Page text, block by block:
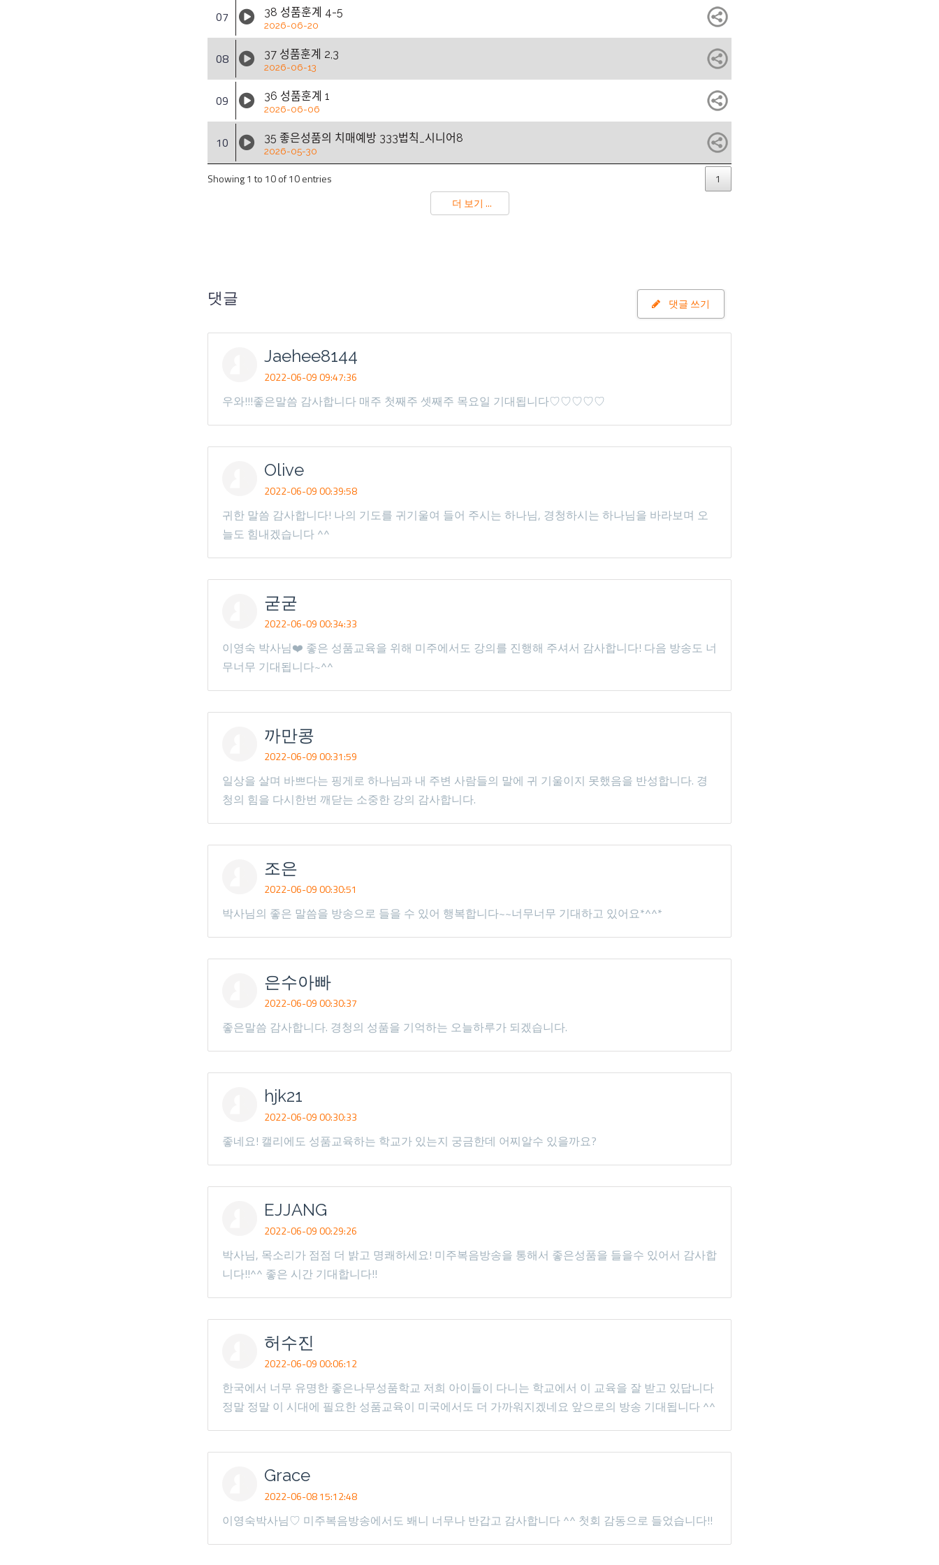
07 38 성품훈계 4-5
2026-06-20
08 37 성품훈계 2,3
2026-06-13
09 36 성품훈계 1
2026-06-06
10 35 좋은성품의 치매예방 333법칙_시니어8
2026-05-30
Showing 1 to 10 of 10 entries
1
더 보기 ...
댓글 댓글 쓰기
Jaehee8144
2022-06-09 09:47:36
우와!!!좋은말씀 감사합니다 매주 첫째주 셋째주 목요일 기대됩니다♡♡♡♡♡
Olive
2022-06-09 00:39:58
귀한 말씀 감사합니다! 나의 기도를 귀기울여 들어 주시는 하나님, 경청하시는 하나님을 바라보며 오
늘도 힘내겠습니다 ^^
굳굳
2022-06-09 00:34:33
이영숙 박사님❤️ 좋은 성품교육을 위해 미주에서도 강의를 진행해 주셔서 감사합니다! 다음 방송도 너
무너무 기대됩니다~^^
까만콩
2022-06-09 00:31:59
일상을 살며 바쁘다는 핑게로 하나님과 내 주변 사람들의 말에 귀 기울이지 못했음을 반성합니다. 경
청의 힘을 다시한번 깨닫는 소중한 강의 감사합니다.
조은
2022-06-09 00:30:51
박사님의 좋은 말씀을 방송으로 들을 수 있어 행복합니다~~너무너무 기대하고 있어요*^^*
은수아빠
2022-06-09 00:30:37
좋은말씀 감사합니다. 경청의 성품을 기억하는 오늘하루가 되겠습니다.
hjk21
2022-06-09 00:30:33
좋네요! 캘리에도 성품교육하는 학교가 있는지 궁금한데 어찌알수 있을까요?
EJJANG
2022-06-09 00:29:26
박사님, 목소리가 점점 더 밝고 명쾌하세요! 미주복음방송을 통해서 좋은성품을 들을수 있어서 감사합
니다!!^^ 좋은 시간 기대합니다!!
허수진
2022-06-09 00:06:12
한국에서 너무 유명한 좋은나무성품학교 저희 아이들이 다니는 학교에서 이 교육을 잘 받고 있답니다
정말 정말 이 시대에 필요한 성품교육이 미국에서도 더 가까워지겠네요 앞으로의 방송 기대됩니다 ^^
Grace
2022-06-08 15:12:48
이영숙박사님♡ 미주복음방송에서도 봬니 너무나 반갑고 감사합니다 ^^ 첫회 감동으로 들었습니다!!